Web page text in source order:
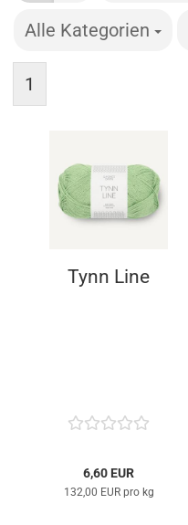
Alle Kategorien
pro Seite
1
Tynn Line
6,60 EUR
132,00 EUR pro kg